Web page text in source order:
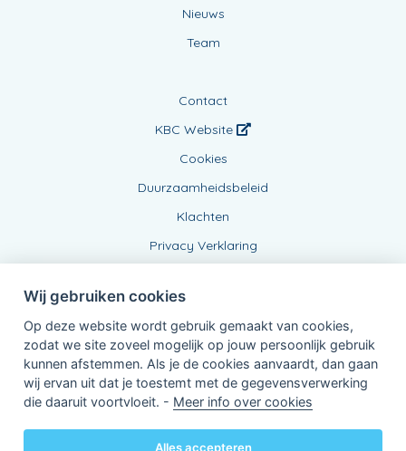
Nieuws
Team
Contact
KBC Website
Cookies
Duurzaamheidsbeleid
Klachten
Privacy Verklaring
Verbonden Agent, BE0431791342
van KBC Verzekeringen nv
3000 Leuven - Belgie
Wij gebruiken cookies
Op deze website wordt gebruik gemaakt van cookies,
zodat we site zoveel mogelijk op jouw persoonlijk gebruik
kunnen afstemmen. Als je de cookies aanvaardt, dan gaan
wij ervan uit dat je toestemt met de gegevensverwerking
die daaruit voortvloeit. - Meer info over cookies
Alles accepteren